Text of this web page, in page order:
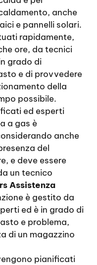
anche
e pannelli solari.
rapidamente,
ore, da tecnici
grado di
e di provvedere
della
possibile.
ed esperti
a gas è
anche
del
e deve essere
un tecnico
Assistenza
è gestito da
ed è in grado di
e problema,
di un magazzino
pianificati